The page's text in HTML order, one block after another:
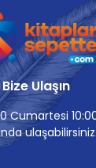
Bize Ulaşın
Cumartesi
ulaşabilirsiniz.